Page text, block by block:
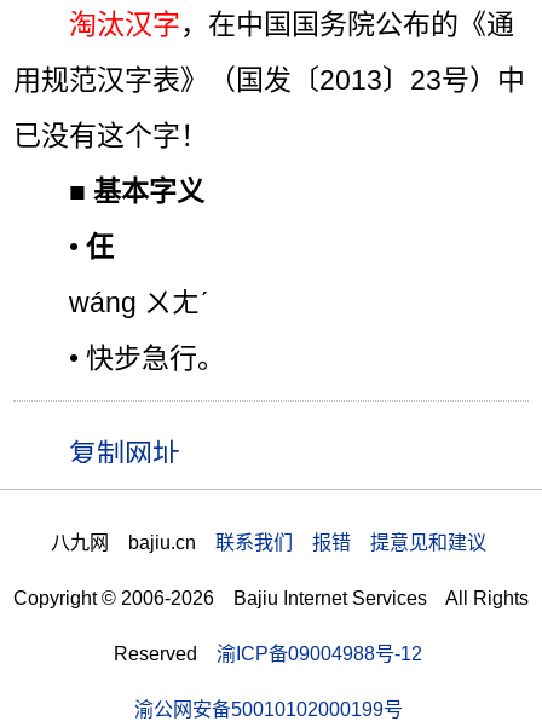
淘汰汉字，在中国国务院公布的《通
用规范汉字表》（国发〔2013〕23号）中
已没有这个字！
■基本字义
•仼
wáng ㄨㄤˊ
• 快步急行。
八九网 bajiu.cn 联系我们 报错 提意见和建议
Copyright © 2006-2026 Bajiu Internet Services All Rights
Reserved 渝ICP备09004988号-12
渝公网安备50010102000199号